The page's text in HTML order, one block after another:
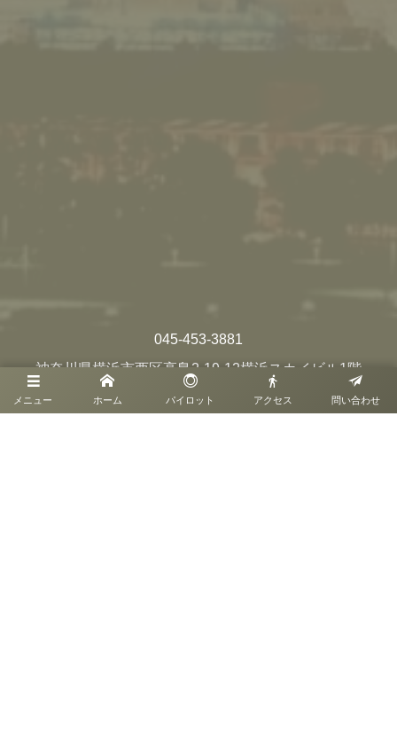
メニュー ホーム パイロット アクセス 問い合わせ
045-453-3881
神奈川県横浜市西区高島2-19-12横浜スカイビル1階
営業時間11:00～19:00